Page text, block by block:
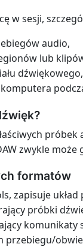
w sesji,
audio,
lub
dźwiękowego,
zwykle
formatów
zapisuje
próbki
przebiegu/